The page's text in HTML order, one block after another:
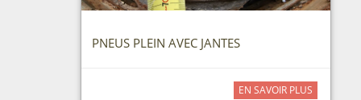
PNEUS PLEIN AVEC JANTES
EN SAVOIR PLUS